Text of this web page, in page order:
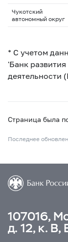
Чукотский
автономный округ
* С учетом
'Банк
деятельности
Страница была
Последнее
107016,
д. 12, к. В,